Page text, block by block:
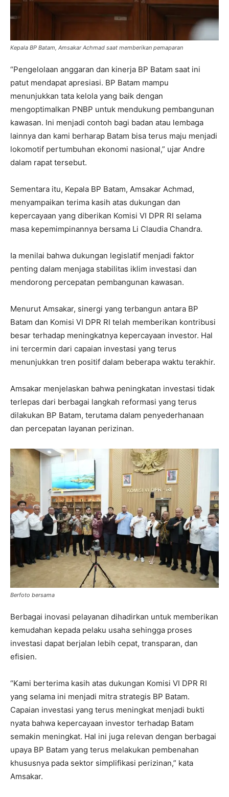
Kepala BP Batam, Amsakar Achmad saat memberikan pemaparan
“Pengelolaan anggaran dan kinerja BP Batam saat ini
patut mendapat apresiasi. BP Batam mampu
menunjukkan tata kelola yang baik dengan
mengoptimalkan PNBP untuk mendukung pembangunan
kawasan. Ini menjadi contoh bagi badan atau lembaga
lainnya dan kami berharap Batam bisa terus maju menjadi
lokomotif pertumbuhan ekonomi nasional,” ujar Andre
dalam rapat tersebut.
Sementara itu, Kepala BP Batam, Amsakar Achmad,
menyampaikan terima kasih atas dukungan dan
kepercayaan yang diberikan Komisi VI DPR RI selama
masa kepemimpinannya bersama Li Claudia Chandra.
Ia menilai bahwa dukungan legislatif menjadi faktor
penting dalam menjaga stabilitas iklim investasi dan
mendorong percepatan pembangunan kawasan.
Menurut Amsakar, sinergi yang terbangun antara BP
Batam dan Komisi VI DPR RI telah memberikan kontribusi
besar terhadap meningkatnya kepercayaan investor. Hal
ini tercermin dari capaian investasi yang terus
menunjukkan tren positif dalam beberapa waktu terakhir.
Amsakar menjelaskan bahwa peningkatan investasi tidak
terlepas dari berbagai langkah reformasi yang terus
dilakukan BP Batam, terutama dalam penyederhanaan
dan percepatan layanan perizinan.
Berfoto bersama
Berbagai inovasi pelayanan dihadirkan untuk memberikan
kemudahan kepada pelaku usaha sehingga proses
investasi dapat berjalan lebih cepat, transparan, dan
efisien.
“Kami berterima kasih atas dukungan Komisi VI DPR RI
yang selama ini menjadi mitra strategis BP Batam.
Capaian investasi yang terus meningkat menjadi bukti
nyata bahwa kepercayaan investor terhadap Batam
semakin meningkat. Hal ini juga relevan dengan berbagai
upaya BP Batam yang terus melakukan pembenahan
khususnya pada sektor simplifikasi perizinan,” kata
Amsakar.